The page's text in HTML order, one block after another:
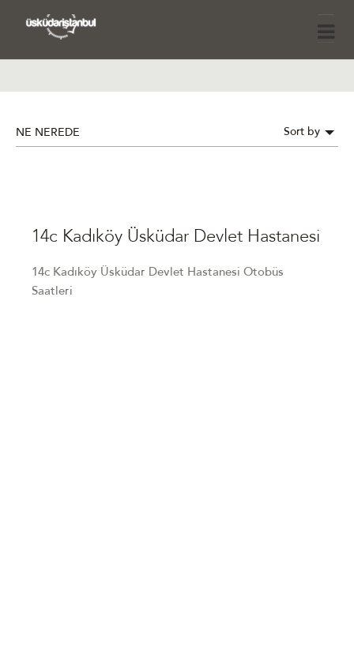
NE NEREDE Sort by
14c Kadıköy Üsküdar Devlet Hastanesi
14c Kadıköy Üsküdar Devlet Hastanesi Otobüs
Saatleri